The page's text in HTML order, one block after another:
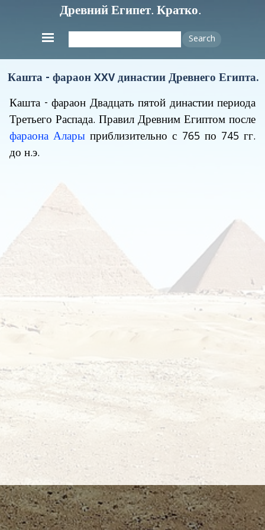
Search
Древний Египет. Кратко.
Кашта - фараон XXV династии Древнего Египта.
Кашта - фараон Двадцать пятой династии периода
Третьего Распада. Правил Древним Египтом после
фараона Алары приблизительно с 765 по 745 гг.
до н.э.